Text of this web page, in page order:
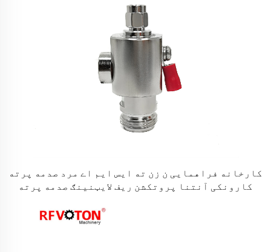
کارخانه فراهمایی ن زن ته ایس ایم اے مرد صدمه پرته
کارونکی آنتنا پروتکشن ریف لایټنینګ صدمه پرته